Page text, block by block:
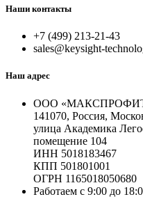
Наши контакты
+7 (499) 213-21-43
sales@keysight-
Наш адрес
ООО
141070, Россия,
улица Академика
помещение 104
ИНН 5018183467
КПП 501801001
ОГРН 1165018050680
Работаем с 9:00 до